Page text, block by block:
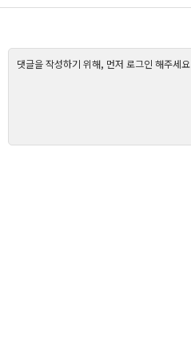
댓글을 작성하기 위해, 먼저 로그인 해주세요